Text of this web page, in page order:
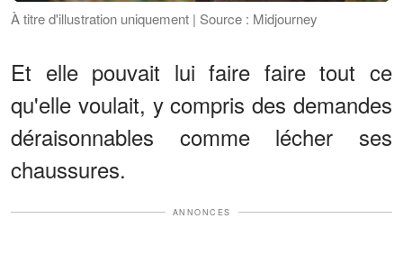
À titre d'illustration uniquement | Source : Midjourney
Et elle pouvait lui faire faire tout ce
qu'elle voulait, y compris des demandes
déraisonnables comme lécher ses
chaussures.
ANNONCES